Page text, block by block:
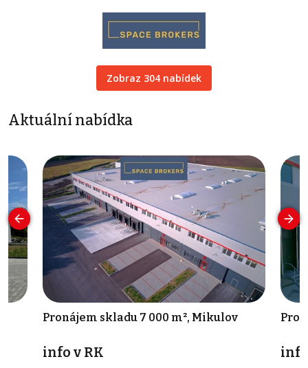
Zobraz 304 nabídek
Aktuální nabídka
Pronájem skladu 7 000 m², Mikulov
info v RK